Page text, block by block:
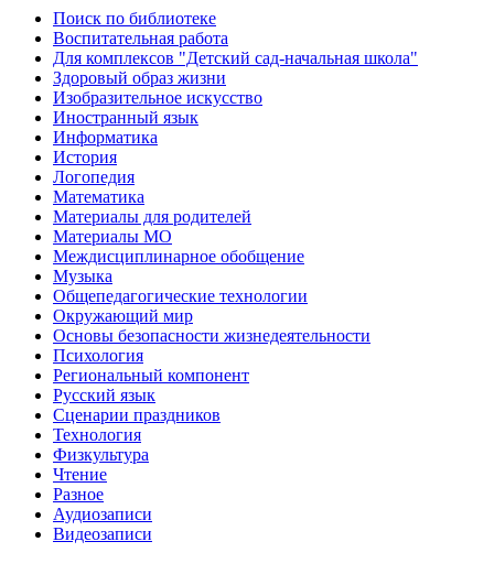
Поиск по библиотеке
Воспитательная работа
Для комплексов "Детский сад-начальная школа"
Здоровый образ жизни
Изобразительное искусство
Иностранный язык
Информатика
История
Логопедия
Математика
Материалы для родителей
Материалы МО
Междисциплинарное обобщение
Музыка
Общепедагогические технологии
Окружающий мир
Основы безопасности жизнедеятельности
Психология
Региональный компонент
Русский язык
Сценарии праздников
Технология
Физкультура
Чтение
Разное
Аудиозаписи
Видеозаписи